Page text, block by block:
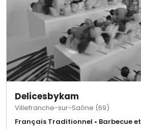
Delicesbykam
Villefranche-sur-Saône (69)